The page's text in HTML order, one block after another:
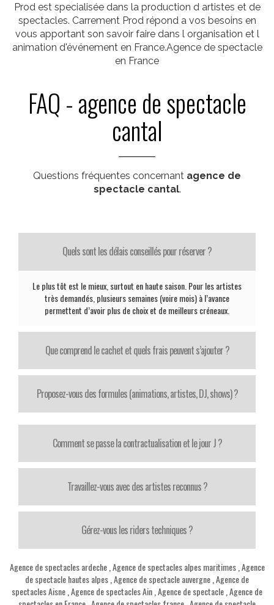
Prod est specialisée dans la production d artistes et de
spectacles. Carrement Prod répond a vos besoins en
vous apportant son savoir faire dans l organisation et l
animation d'événement en France.Agence de spectacle
en France
FAQ - agence de spectacle
cantal
Questions fréquentes concernant agence de
spectacle cantal.
Quels sont les délais conseillés pour réserver ?
Le plus tôt est le mieux, surtout en haute saison. Pour les artistes
très demandés, plusieurs semaines (voire mois) à l’avance
permettent d’avoir plus de choix et de meilleurs créneaux.
Que comprend le cachet et quels frais peuvent s’ajouter ?
Proposez-vous des formules (animations, artistes, DJ, shows) ?
Comment se passe la contractualisation et le jour J ?
Travaillez-vous avec des artistes reconnus ?
Gérez-vous les riders techniques ?
Agence de spectacles ardeche Agence de spectacles alpes maritimes, Agence
de spectacle hautes alpes Agence de spectacle auvergne Agence de
spectacles Aisne Agence de spectacles Ain Agence de spectacle Agence de